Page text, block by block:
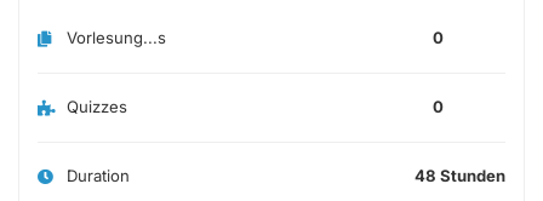
Vorlesung...s 0
Quizzes 0
Duration 48 Stunden